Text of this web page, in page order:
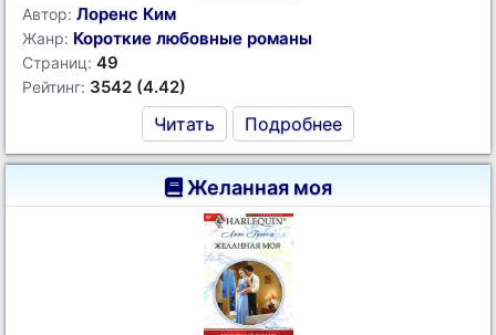
Автор: Лоренс Ким
Жанр: Короткие любовные романы
Страниц: 49
Рейтинг: 3542 (4.42)
Читать Подробнее
Желанная моя